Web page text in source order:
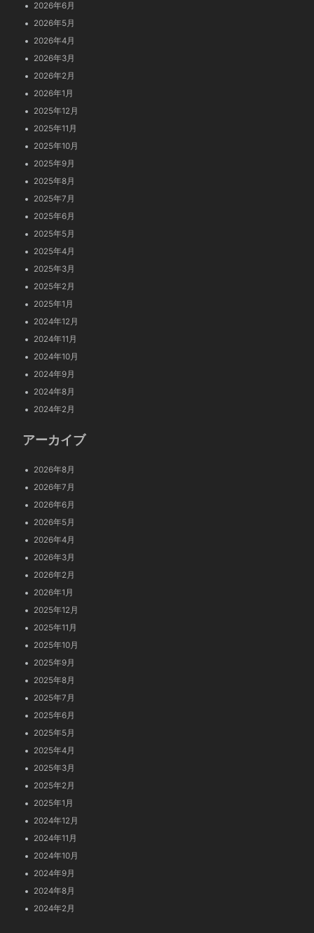
2026年6月
2026年5月
2026年4月
2026年3月
2026年2月
2026年1月
2025年12月
2025年11月
2025年10月
2025年9月
2025年8月
2025年7月
2025年6月
2025年5月
2025年4月
2025年3月
2025年2月
2025年1月
2024年12月
2024年11月
2024年10月
2024年9月
2024年8月
2024年2月
アーカイブ
2026年8月
2026年7月
2026年6月
2026年5月
2026年4月
2026年3月
2026年2月
2026年1月
2025年12月
2025年11月
2025年10月
2025年9月
2025年8月
2025年7月
2025年6月
2025年5月
2025年4月
2025年3月
2025年2月
2025年1月
2024年12月
2024年11月
2024年10月
2024年9月
2024年8月
2024年2月